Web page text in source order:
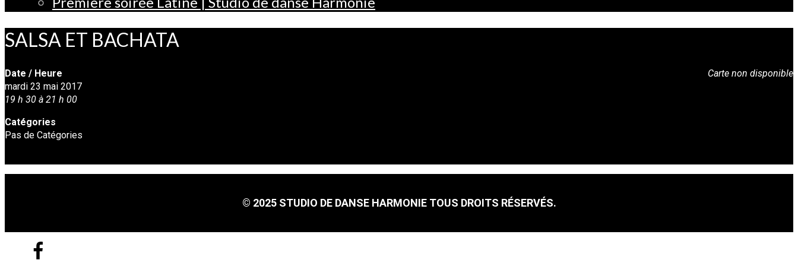
SALSA ET BACHATA
Carte non disponible
Date / Heure
mardi 23 mai 2017
19 h 30 à 21 h 00
Catégories
Pas de Catégories
© 2025 STUDIO DE DANSE HARMONIE TOUS DROITS RÉSERVÉS.